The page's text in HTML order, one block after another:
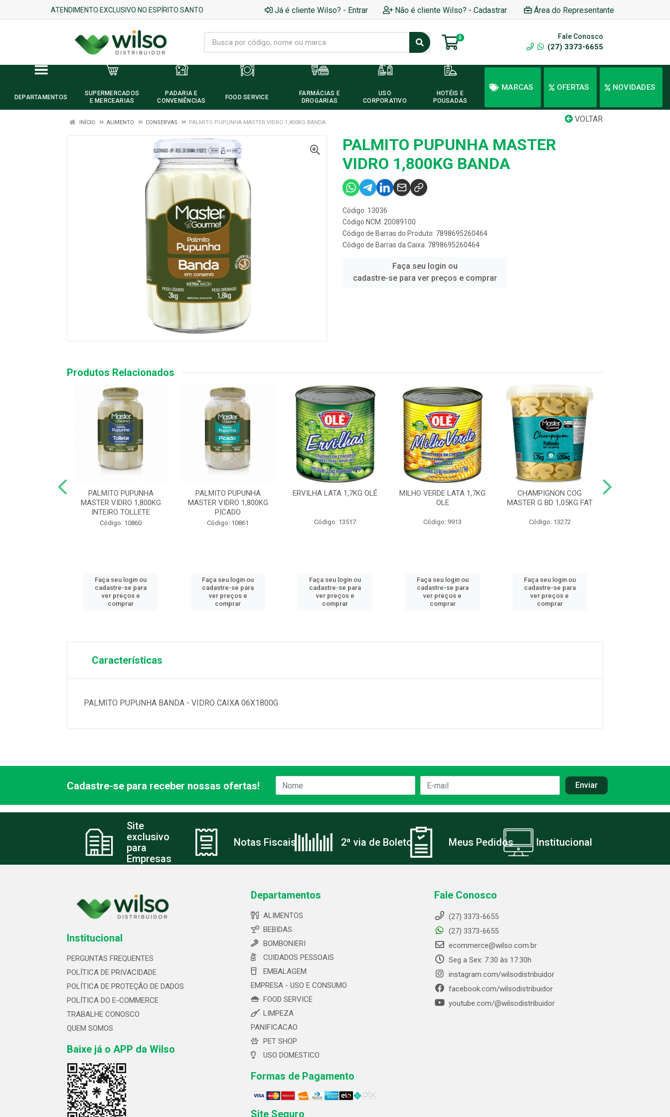
ATENDIMENTO EXCLUSIVO NO ESPÍRITO SANTO Já é cliente Wilso? - Entrar Não é cliente Wilso? - Cadastrar Área do Representante
0 Fale Conosco
(27) 3373-6655
DEPARTAMENTOS
SUPERMERCADOS
E MERCEARIAS
PADARIA E
CONVENIÊNCIAS
FOOD SERVICE
FARMÁCIAS E
DROGARIAS
USO
CORPORATIVO
HOTÉIS E
POUSADAS
MARCAS OFERTAS NOVIDADES
VOLTAR
INÍCIO ALIMENTO CONSERVAS PALMITO PUPUNHA MASTER VIDRO 1,800KG BANDA
PALMITO PUPUNHA MASTER
VIDRO 1,800KG BANDA
Código: 13036
Código NCM: 20089100
Código de Barras do Produto: 7898695260464
Código de Barras da Caixa: 7898695260464
Faça seu login ou
cadastre-se para ver preços e comprar
Produtos Relacionados
PALMITO PUPUNHA
MASTER VIDRO 1,800KG
INTEIRO TOLLETE
Código: 10860
Faça seu login ou
cadastre-se para
ver preços e
comprar
PALMITO PUPUNHA
MASTER VIDRO 1,800KG
PICADO
Código: 10861
Faça seu login ou
cadastre-se para
ver preços e
comprar
ERVILHA LATA 1,7KG OLÉ
Código: 13517
Faça seu login ou
cadastre-se para
ver preços e
comprar
MILHO VERDE LATA 1,7KG
OLE
Código: 9913
Faça seu login ou
cadastre-se para
ver preços e
comprar
CHAMPIGNON COG
MASTER G BD 1,05KG FAT
Código: 13272
Faça seu login ou
cadastre-se para
ver preços e
comprar
Características
PALMITO PUPUNHA BANDA - VIDRO CAIXA 06X1800G
Cadastre-se para receber nossas ofertas!
Site
exclusivo
para
Empresas
Notas Fiscais 2ª via de Boleto Meus Pedidos Institucional
Institucional
PERGUNTAS FREQUENTES
POLÍTICA DE PRIVACIDADE
POLÍTICA DE PROTEÇÃO DE DADOS
POLÍTICA DO E-COMMERCE
TRABALHE CONOSCO
QUEM SOMOS
Baixe já o APP da Wilso
Departamentos
ALIMENTOS
BEBIDAS
BOMBONIERI
CUIDADOS PESSOAIS
EMBALAGEM
EMPRESA - USO E CONSUMO
FOOD SERVICE
LIMPEZA
PANIFICACAO
PET SHOP
USO DOMESTICO
Formas de Pagamento
Site Seguro
Fale Conosco
(27) 3373-6655
(27) 3373-6655
ecommerce@wilso.com.br
Seg a Sex: 7:30 às 17:30h
instagram.com/wilsodistribuidor
facebook.com/wilsodistribuidor
youtube.com/@wilsodistribuidor